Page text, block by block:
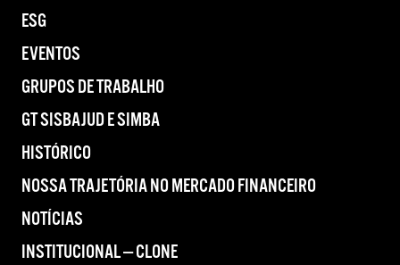
ESG
EVENTOS
GRUPOS DE TRABALHO
GT SISBAJUD E SIMBA
HISTÓRICO
NOSSA TRAJETÓRIA NO MERCADO FINANCEIRO
NOTÍCIAS
INSTITUCIONAL — CLONE